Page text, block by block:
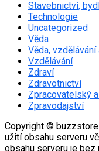
Stavebnictví,
Technologie
Uncategorized
Věda
Věda,
Vzdělávání
Zdraví
Zdravotnictví
Zpracovatelský
Zpravodajství
Copyright ©
užití obsahu serveru
obsahu serveru je bez